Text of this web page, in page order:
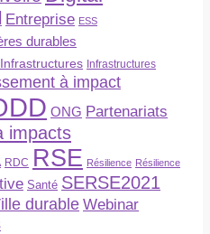
Entreprise ESS
durables
Infrastructures Infrastructures
à impact
ONG Partenariats
impacts
RDC RSE Résilience Résilience
Santé SERSE2021
durable Webinar